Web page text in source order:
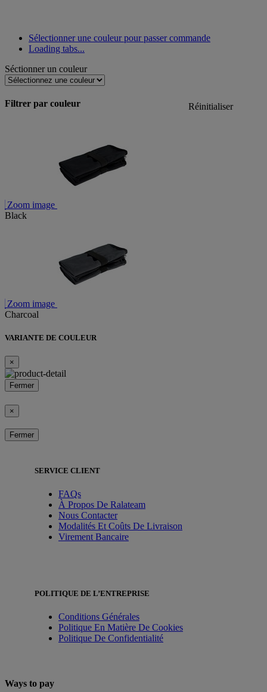
Sélectionner une couleur pour passer commande
Loading tabs...
Séctionner un couleur
Filtrer par couleur Réinitialiser
Zoom image
Black
Zoom image
Charcoal
VARIANTE DE COULEUR
×
Fermer
×
Fermer
SERVICE CLIENT
FAQs
À Propos De Ralateam
Nous Contacter
Modalités Et Coûts De Livraison
Virement Bancaire
POLITIQUE DE L’ENTREPRISE
Conditions Générales
Politique En Matière De Cookies
Politique De Confidentialité
Ways to pay